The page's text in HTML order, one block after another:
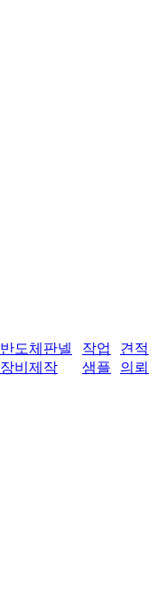
반도체판넬
장비제작
작업
샘플
견적
의뢰